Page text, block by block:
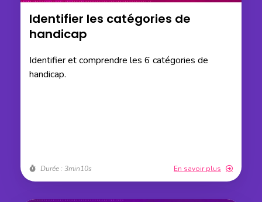
Identifier les catégories de
handicap
Identifier et comprendre les 6 catégories de
handicap.
Durée : 3min10s En savoir plus